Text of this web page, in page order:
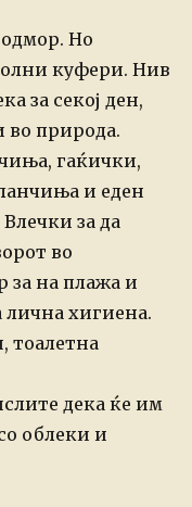
Но
куфери. Нив
за секој ден,
во природа.
гаќички,
и еден
Влечки за да
во
за на плажа и
лична хигиена.
тоалетна
дека ќе им
облеки и